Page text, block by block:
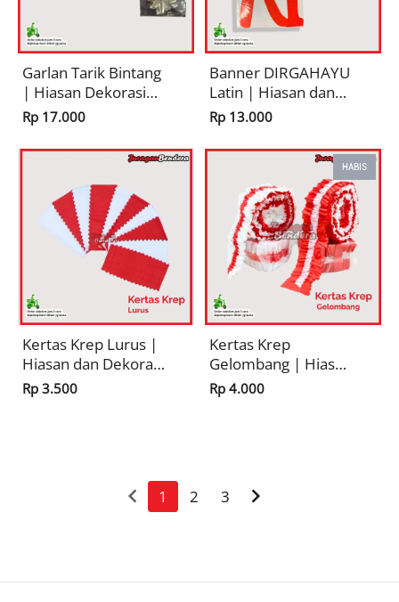
Garlan Tarik Bintang
| Hiasan Dekorasi
17 Agustusan
Pernak Pernik
Merah Putih HUT RI
Rp 17.000
Banner DIRGAHAYU
Latin | Hiasan dan
Pernak Pernik
Kemerdekaan HUT
RI
Rp 13.000
Kertas Krep Lurus |
Hiasan dan Dekorasi
Kemerdekaan HUT
RI
Rp 3.500
HABIS
Kertas Krep
Gelombang | Hiasan
Dekorasi dan Pernak
Pernik
Rp 4.000
keyboard_arrow_left 1 2 3 keyboard_arrow_right